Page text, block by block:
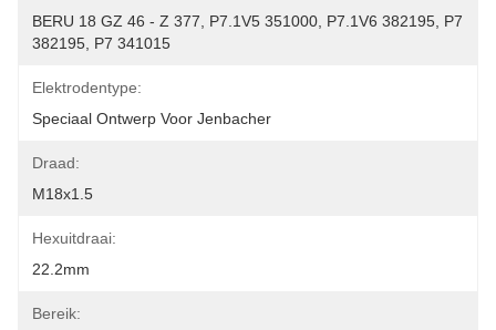
BERU 18 GZ 46 - Z 377, P7.1V5 351000, P7.1V6 382195, P7
382195, P7 341015
Elektrodentype:
Speciaal Ontwerp Voor Jenbacher
Draad:
M18x1.5
Hexuitdraai:
22.2mm
Bereik: